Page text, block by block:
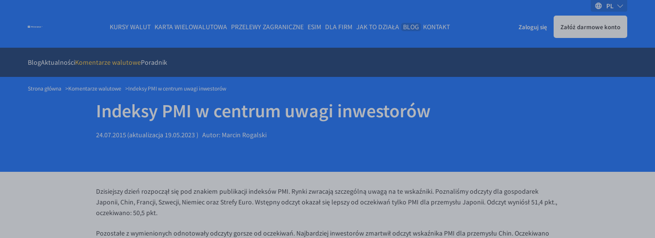
KURSY WALUT KARTA WIELOWALUTOWA PRZELEWY ZAGRANICZNE ESIM DLA FIRM JAK TO DZIAŁA BLOG
BlogAktualnościKomentarze walutowePoradnik
KONTAKT Zaloguj się Załóż darmowe konto
PL
Strona główna Komentarze walutowe Indeksy PMI w centrum uwagi inwestorów
Indeksy PMI w centrum uwagi inwestorów
24.07.2015(aktualizacja 19.05.2023 ) Autor: Marcin Rogalski
Dzisiejszy dzień rozpoczął się pod znakiem publikacji indeksów PMI. Rynki zwracają szczególną uwagą na te wskaźniki. Poznaliśmy odczyty dla gospodarek
Japonii, Chin, Francji, Szwecji, Niemiec oraz Strefy Euro. Wstępny odczyt okazał się lepszy od oczekiwań tylko PMI dla przemysłu Japonii. Odczyt wyniósł 51,4 pkt.,
oczekiwano: 50,5 pkt.
Pozostałe z wymienionych odnotowały odczyty gorsze od oczekiwań. Najbardziej inwestorów zmartwił odczyt wskaźnika PMI dla przemysłu Chin. Oczekiwano